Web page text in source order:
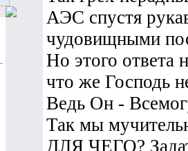
АЭС спустя
чудовищными
Но этого
что же Господь
Ведь Он -
Так мы
ДЛЯ ЧЕГО?